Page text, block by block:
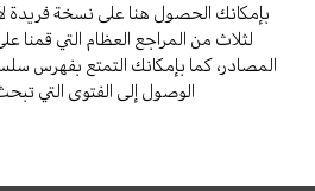
بإمكانك الحصول هنا على نسخة فريدة
لثلاث من المراجع العظام التي قمنا
المصادر، كما بإمكانك التمتع بفهرس
الوصول إلى الفتوى التي